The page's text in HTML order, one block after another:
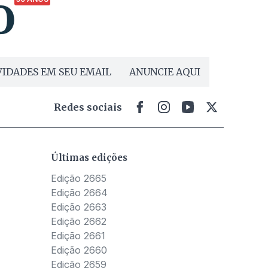
EM SEU EMAIL ANUNCIE AQUI
Redes sociais
Últimas edições
Edição 2665
Edição 2664
Edição 2663
Edição 2662
Edição 2661
Edição 2660
Edição 2659